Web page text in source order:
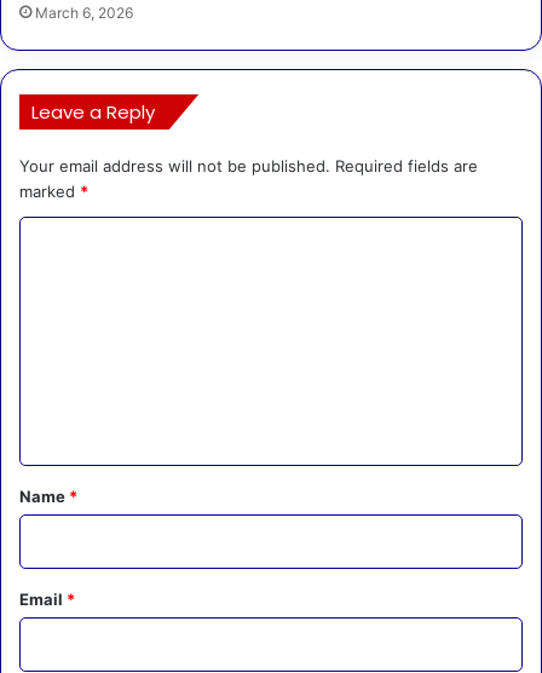
March 6, 2026
Leave a Reply
Your email address will not be published. Required fields are
marked *
*
Name *
Email *